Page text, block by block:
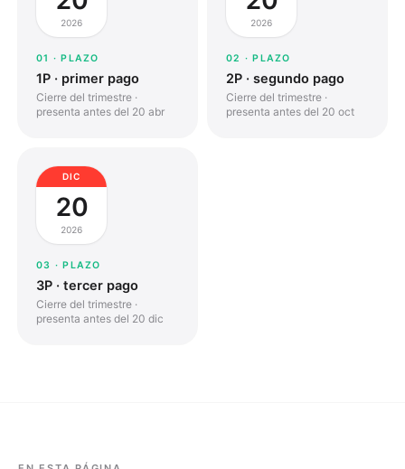
2026
01 · PLAZO
1P · primer pago
Cierre del trimestre ·
presenta antes del 20 abr
2026
02 · PLAZO
2P · segundo pago
Cierre del trimestre ·
presenta antes del 20 oct
DIC
20
2026
03 · PLAZO
3P · tercer pago
Cierre del trimestre ·
presenta antes del 20 dic